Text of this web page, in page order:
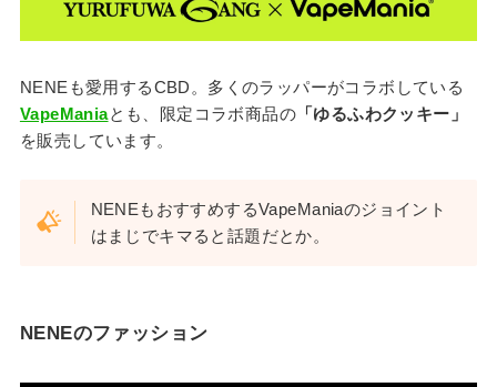
NENEも愛用するCBD。多くのラッパーがコラボしている
VapeManiaとも、限定コラボ商品の「ゆるふわクッキー」
を販売しています。
NENEもおすすめするVapeManiaのジョイント
はまじでキマると話題だとか。
NENEのファッション